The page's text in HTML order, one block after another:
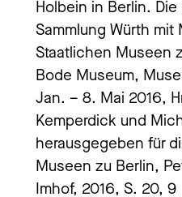
Holbein in Berlin.
Sammlung Würth mit
Staatlichen Museen
Bode Museum,
Jan. – 8. Mai 2016,
Kemperdick und
herausgegeben für
Museen zu Berlin,
Imhof, 2016, S. 20, 9